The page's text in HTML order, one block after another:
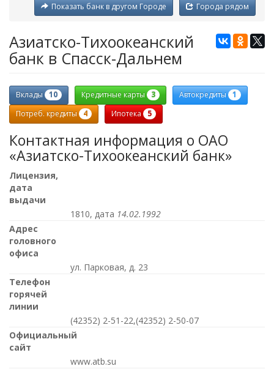
Города рядом
Показать банк в другом Городе
Азиатско-Тихоокеанский
банк в Спасск-Дальнем
Вклады 10 Кредитные карты 3 Автокредиты 1
Потреб. кредиты 4 Ипотека 5
Контактная информация о ОАО
«Азиатско-Тихоокеанский банк»
Лицензия,
дата
выдачи
1810, дата 14.02.1992
Адрес
головного
офиса
ул. Парковая, д. 23
Телефон
горячей
линии
(42352) 2-51-22,(42352) 2-50-07
Официальный
сайт
www.atb.su